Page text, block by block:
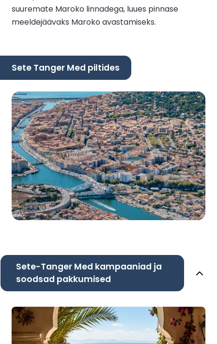
suuremate Maroko linnadega, luues pinnase
meeldejäävaks Maroko avastamiseks.
Sete Tanger Med piltides
Sete-Tanger Med kampaaniad ja
soodsad pakkumised